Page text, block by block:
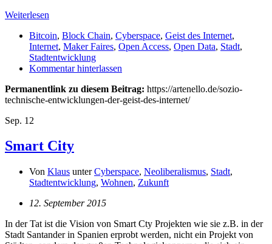
Weiterlesen
Bitcoin, Block Chain, Cyberspace, Geist des Internet,
Internet, Maker Faires, Open Access, Open Data, Stadt,
Stadtentwicklung
Kommentar hinterlassen
Permanentlink zu diesem Beitrag: https://artenello.de/sozio-
technische-entwicklungen-der-geist-des-internet/
Sep. 12
Smart City
Von Klaus unterCyberspace, Neoliberalismus, Stadt,
Stadtentwicklung, Wohnen, Zukunft
12. September 2015
In der Tat ist die Vision von Smart Cty Projekten wie sie z.B. in der
Stadt Santander in Spanien erprobt werden, nicht ein Projekt von